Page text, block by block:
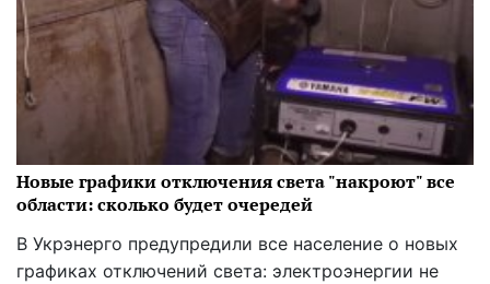
Новые графики отключения света "накроют" все
области: сколько будет очередей
В Укрэнерго предупредили все население о новых
графиках отключений света: электроэнергии не